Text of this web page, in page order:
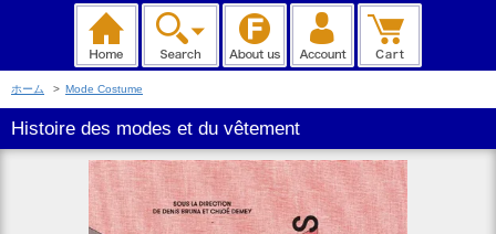
ホーム > Mode Costume
Histoire des modes et du vêtement